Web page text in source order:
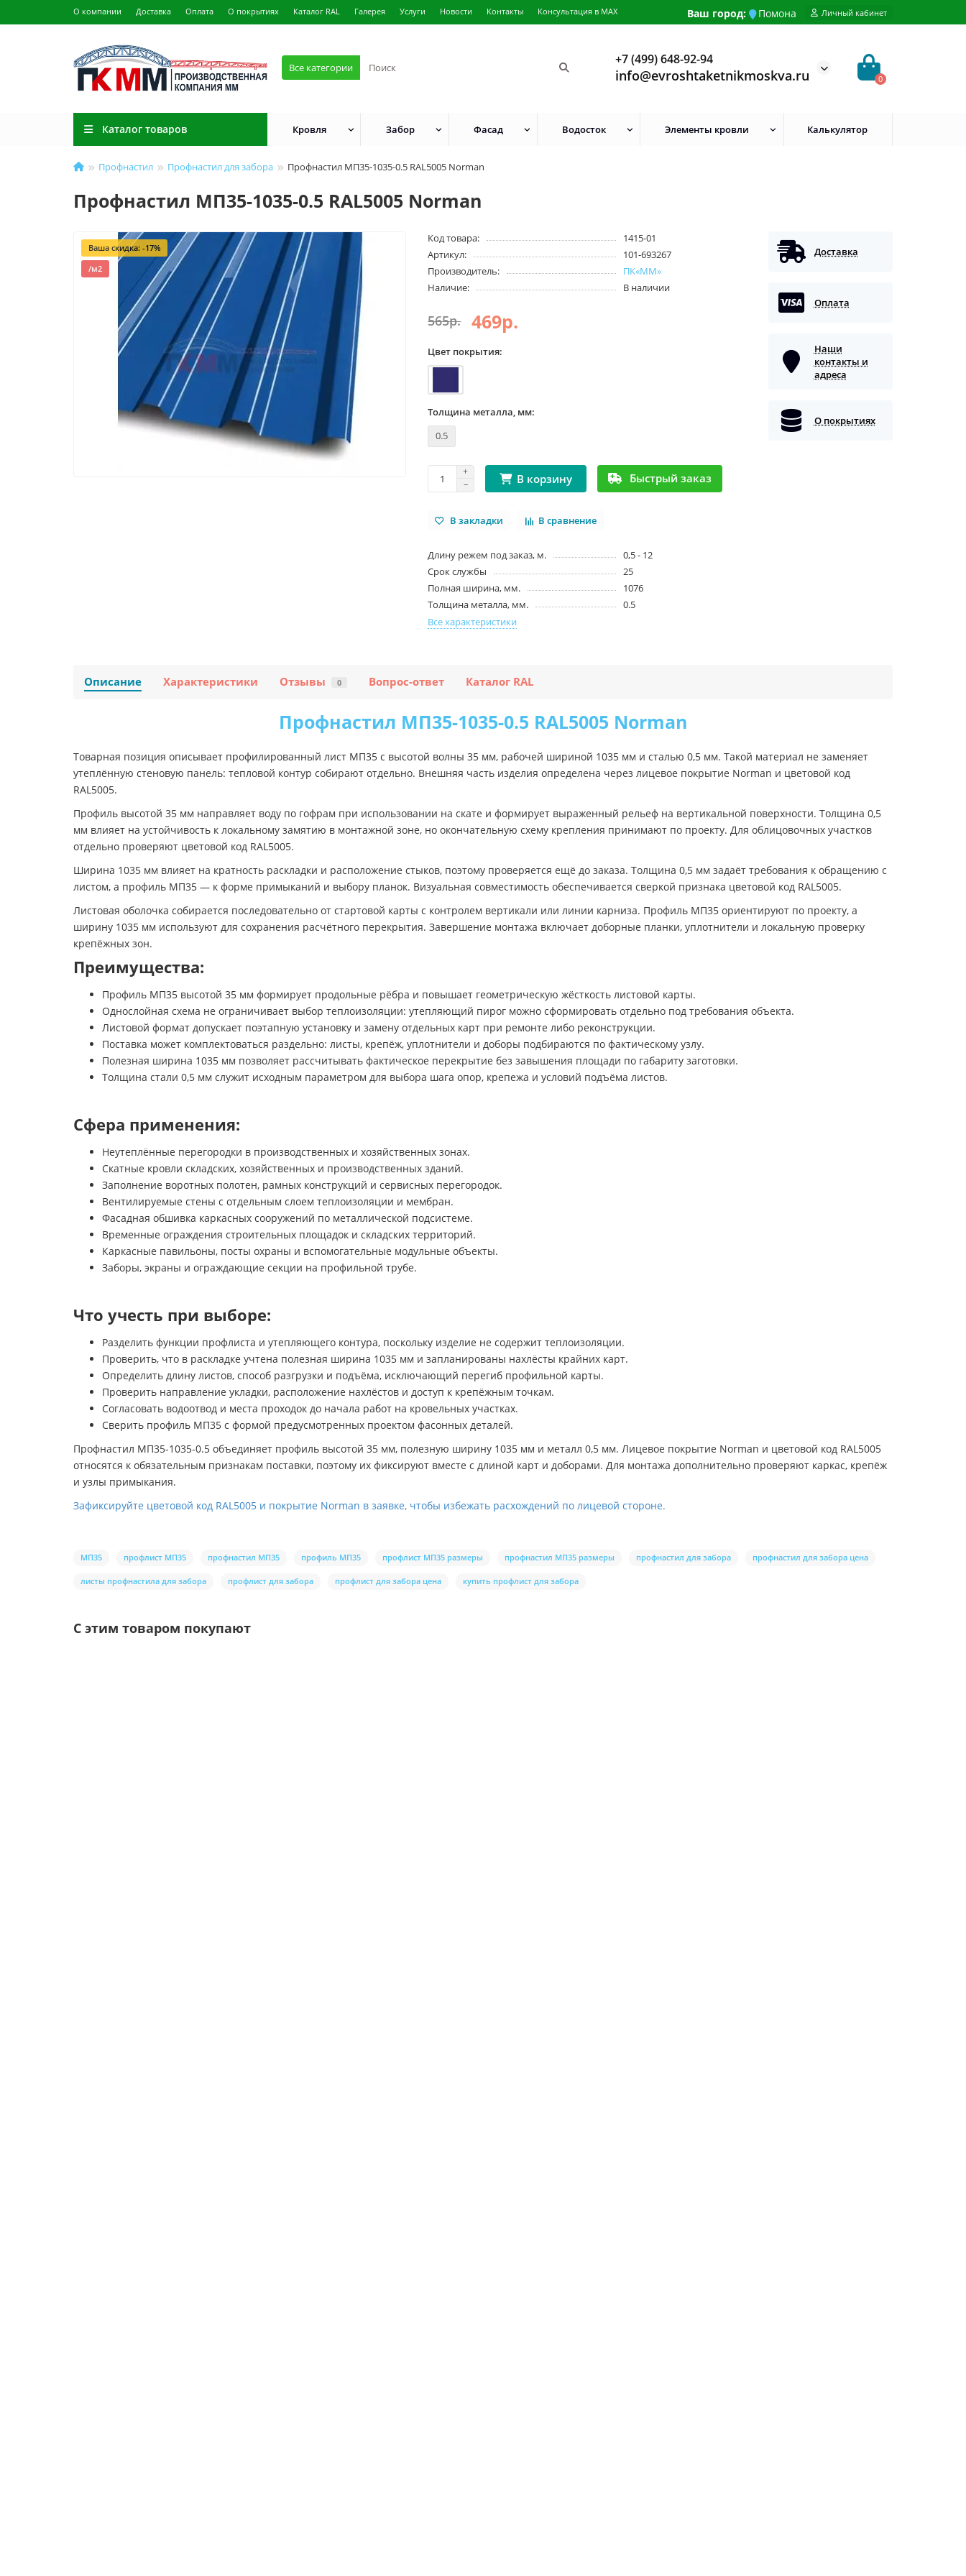
О компании Доставка Оплата О покрытиях Каталог RAL Галерея Услуги Новости Контакты Консультация в MAX Ваш город: Помона Личный кабинет
Все категории
+7 (499) 648-92-94
info@evroshtaketnikmoskva.ru 0
Каталог товаров Кровля Забор Фасад Водосток Элементы кровли Калькулятор
Профнастил Профнастил для забора Профнастил МП35-1035-0.5 RAL5005 Norman
Профнастил МП35-1035-0.5 RAL5005 Norman
Ваша скидка: -17%
/м2
Код товара:
1415-01
Артикул:
101-693267
Производитель:
ПК«ММ»
Наличие:
В наличии
565р. 469р.
Цвет покрытия:
Толщина металла, мм:
0.5
В корзину Быстрый заказ
В закладки В сравнение
Длину режем под заказ, м.
0,5 - 12
Срок службы
25
Полная ширина, мм.
1076
Толщина металла, мм.
0.5
Все характеристики
Доставка
Оплата
Наши
контакты и
адреса
О покрытиях
Описание Характеристики Отзывы 0 Вопрос-ответ Каталог RAL
Профнастил МП35-1035-0.5 RAL5005 Norman
Товарная позиция описывает профилированный лист МП35 с высотой волны 35 мм, рабочей шириной 1035 мм и сталью 0,5 мм. Такой материал не заменяет
утеплённую стеновую панель: тепловой контур собирают отдельно. Внешняя часть изделия определена через лицевое покрытие Norman и цветовой код
RAL5005.
Профиль высотой 35 мм направляет воду по гофрам при использовании на скате и формирует выраженный рельеф на вертикальной поверхности. Толщина 0,5
мм влияет на устойчивость к локальному замятию в монтажной зоне, но окончательную схему крепления принимают по проекту. Для облицовочных участков
отдельно проверяют цветовой код RAL5005.
Ширина 1035 мм влияет на кратность раскладки и расположение стыков, поэтому проверяется ещё до заказа. Толщина 0,5 мм задаёт требования к обращению с
листом, а профиль МП35 — к форме примыканий и выбору планок. Визуальная совместимость обеспечивается сверкой признака цветовой код RAL5005.
Листовая оболочка собирается последовательно от стартовой карты с контролем вертикали или линии карниза. Профиль МП35 ориентируют по проекту, а
ширину 1035 мм используют для сохранения расчётного перекрытия. Завершение монтажа включает доборные планки, уплотнители и локальную проверку
крепёжных зон.
Преимущества:
Профиль МП35 высотой 35 мм формирует продольные рёбра и повышает геометрическую жёсткость листовой карты.
Однослойная схема не ограничивает выбор теплоизоляции: утепляющий пирог можно сформировать отдельно под требования объекта.
Листовой формат допускает поэтапную установку и замену отдельных карт при ремонте либо реконструкции.
Поставка может комплектоваться раздельно: листы, крепёж, уплотнители и доборы подбираются по фактическому узлу.
Полезная ширина 1035 мм позволяет рассчитывать фактическое перекрытие без завышения площади по габариту заготовки.
Толщина стали 0,5 мм служит исходным параметром для выбора шага опор, крепежа и условий подъёма листов.
Сфера применения:
Неутеплённые перегородки в производственных и хозяйственных зонах.
Скатные кровли складских, хозяйственных и производственных зданий.
Заполнение воротных полотен, рамных конструкций и сервисных перегородок.
Вентилируемые стены с отдельным слоем теплоизоляции и мембран.
Фасадная обшивка каркасных сооружений по металлической подсистеме.
Временные ограждения строительных площадок и складских территорий.
Каркасные павильоны, посты охраны и вспомогательные модульные объекты.
Заборы, экраны и ограждающие секции на профильной трубе.
Что учесть при выборе:
Разделить функции профлиста и утепляющего контура, поскольку изделие не содержит теплоизоляции.
Проверить, что в раскладке учтена полезная ширина 1035 мм и запланированы нахлёсты крайних карт.
Определить длину листов, способ разгрузки и подъёма, исключающий перегиб профильной карты.
Проверить направление укладки, расположение нахлёстов и доступ к крепёжным точкам.
Согласовать водоотвод и места проходок до начала работ на кровельных участках.
Сверить профиль МП35 с формой предусмотренных проектом фасонных деталей.
Профнастил МП35-1035-0.5 объединяет профиль высотой 35 мм, полезную ширину 1035 мм и металл 0,5 мм. Лицевое покрытие Norman и цветовой код RAL5005
относятся к обязательным признакам поставки, поэтому их фиксируют вместе с длиной карт и доборами. Для монтажа дополнительно проверяют каркас, крепёж
и узлы примыкания.
Зафиксируйте цветовой код RAL5005 и покрытие Norman в заявке, чтобы избежать расхождений по лицевой стороне.
МП35 профлист МП35 профнастил МП35 профиль МП35 профлист МП35 размеры профнастил МП35 размеры профнастил для забора профнастил для забора цена
листы профнастила для забора профлист для забора профлист для забора цена купить профлист для забора
С этим товаром покупают